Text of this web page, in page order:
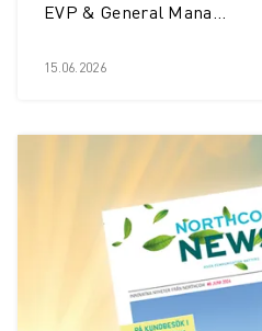
EVP & General Mana...
15.06.2026